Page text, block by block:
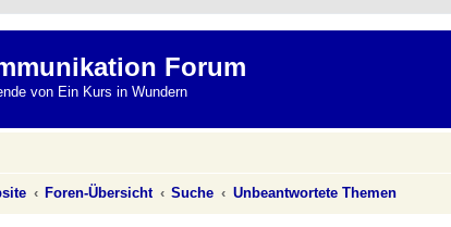
Forum
von Ein Kurs in Wundern
Foren-Übersicht Suche Unbeantwortete Themen